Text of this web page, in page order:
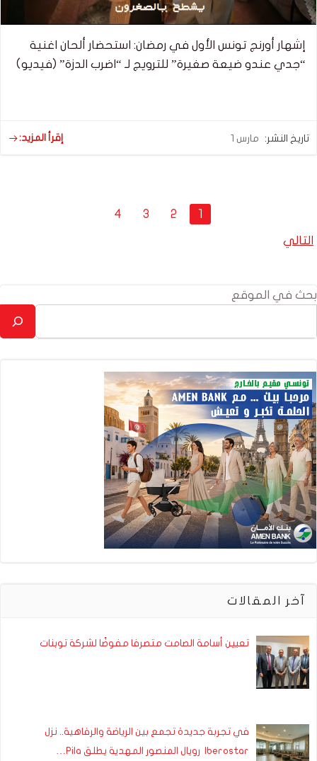
إشهار أورنج تونس الأول في رمضان: استحضار ألحان اغنية
“جدي عندو ضيعة صغيرة” للترويج لـ “اضرب الدزة” (فيديو)
تاريخ النشر: مارس 1 إقرأ المزيد:
navigation
Page
1
Page
2
Page
3
Page
4
Posts
التالي
بحث في الموقع
آخر المقالات
تعيين أسامة الصامت متصرفا مفوضًا لشركة توبنات
في تجربة جديدة تجمع بين الرياضة والرفاهية.. نزل
Iberostar رويال المنصور المهدية يطلق Pila…